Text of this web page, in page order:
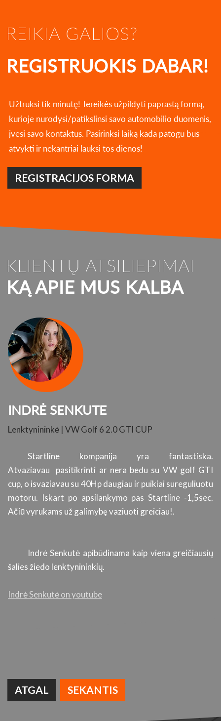
REIKIA GALIOS?
REGISTRUOKIS DABAR!
Užtruksi tik minutę! Tereikės užpildyti paprastą formą,
kurioje nurodysi/patikslinsi savo automobilio duomenis,
įvesi savo kontaktus. Pasirinksi laiką kada patogu bus
atvykti ir nekantriai lauksi tos dienos!
REGISTRACIJOS FORMA
KLIENTŲ ATSILIEPIMAI
KĄ APIE MUS KALBA
INDRĖ SENKUTE
Lenktynininkė | VW Golf 6 2.0 GTI CUP
Startline kompanija yra fantastiska.
Atvaziavau pasitikrinti ar nera bedu su VW golf GTI
cup, o isvaziavau su 40Hp daugiau ir puikiai sureguliuotu
motoru. Iskart po apsilankymo pas Startline -1,5sec.
Ačiū vyrukams už galimybę vaziuoti greiciau!.
Indrė Senkutė apibūdinama kaip viena greičiausių
šalies žiedo lenktynininkių.
Indrė Senkutė on youtube
ATGAL SEKANTIS